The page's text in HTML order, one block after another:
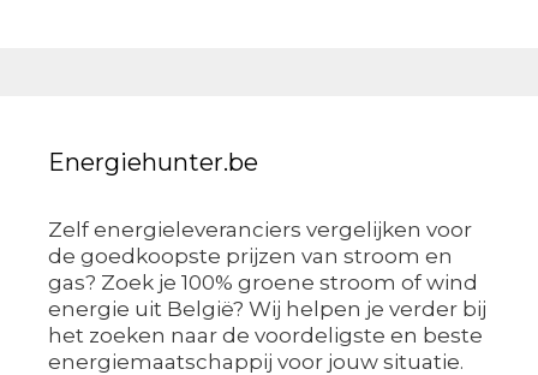
Energiehunter.be
Zelf energieleveranciers vergelijken voor
de goedkoopste prijzen van stroom en
gas? Zoek je 100% groene stroom of wind
energie uit België? Wij helpen je verder bij
het zoeken naar de voordeligste en beste
energiemaatschappij voor jouw situatie.